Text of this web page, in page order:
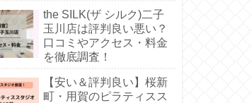
the SILK(ザ シルク)二子
玉川店は評判良い悪い？
口コミやアクセス・料金
を徹底調査！
【安い＆評判良い】桜新
町・用賀のピラティスス